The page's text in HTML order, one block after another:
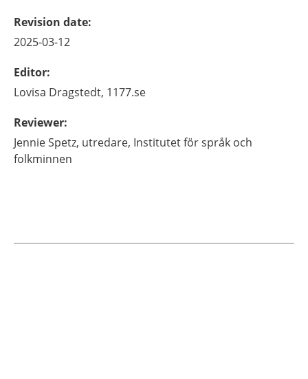
Revision date:
2025-03-12
Editor:
Lovisa Dragstedt, 1177.se
Reviewer:
JennieSpetz, utredare, Institutet för språk och
folkminnen